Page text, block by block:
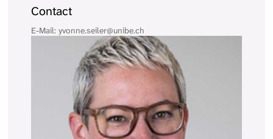
Contact
E-Mail: yvonne.seiler@unibe.ch